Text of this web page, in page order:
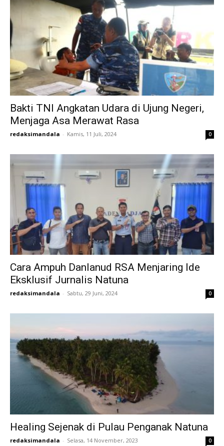
Bakti TNI Angkatan Udara di Ujung Negeri,
Menjaga Asa Merawat Rasa
redaksimandala - Kamis, 11 Juli, 2024 0
Cara Ampuh Danlanud RSA Menjaring Ide
Eksklusif Jurnalis Natuna
redaksimandala - Sabtu, 29 Juni, 2024 0
Healing Sejenak di Pulau Penganak Natuna
redaksimandala - Selasa, 14 November, 2023 0